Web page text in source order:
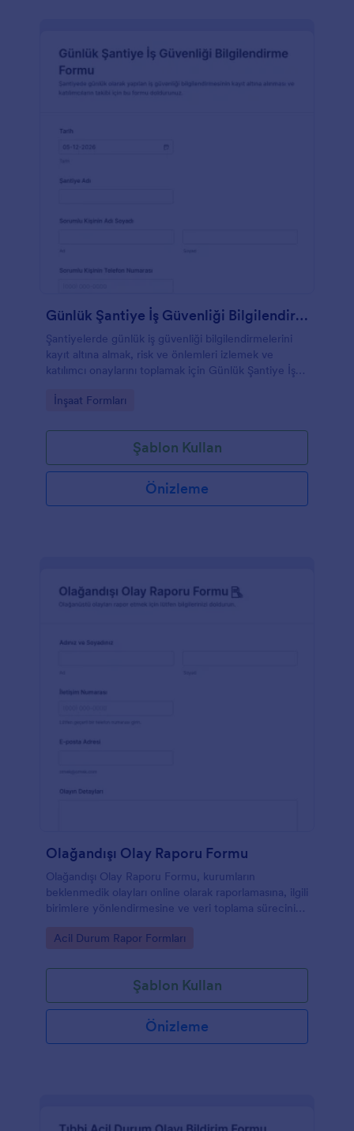
Günlük Şantiye İş Güvenliği Bilgilendirme Formu
Şantiyelerde günlük iş güvenliği bilgilendirmelerini
kayıt altına almak, risk ve önlemleri izlemek ve
katılımcı onaylarını toplamak için Günlük Şantiye İş
Go to Category:
İnşaat Formları
Şablon Kullan
Önizleme
Olağandışı Olay Raporu Formu
Olağandışı Olay Raporu Formu, kurumların
beklenmedik olayları online olarak raporlamasına, ilgili
birimlere yönlendirmesine ve veri toplama sürecini
olur.
Go to Category:
Acil Durum Rapor Formları
Şablon Kullan
Önizleme